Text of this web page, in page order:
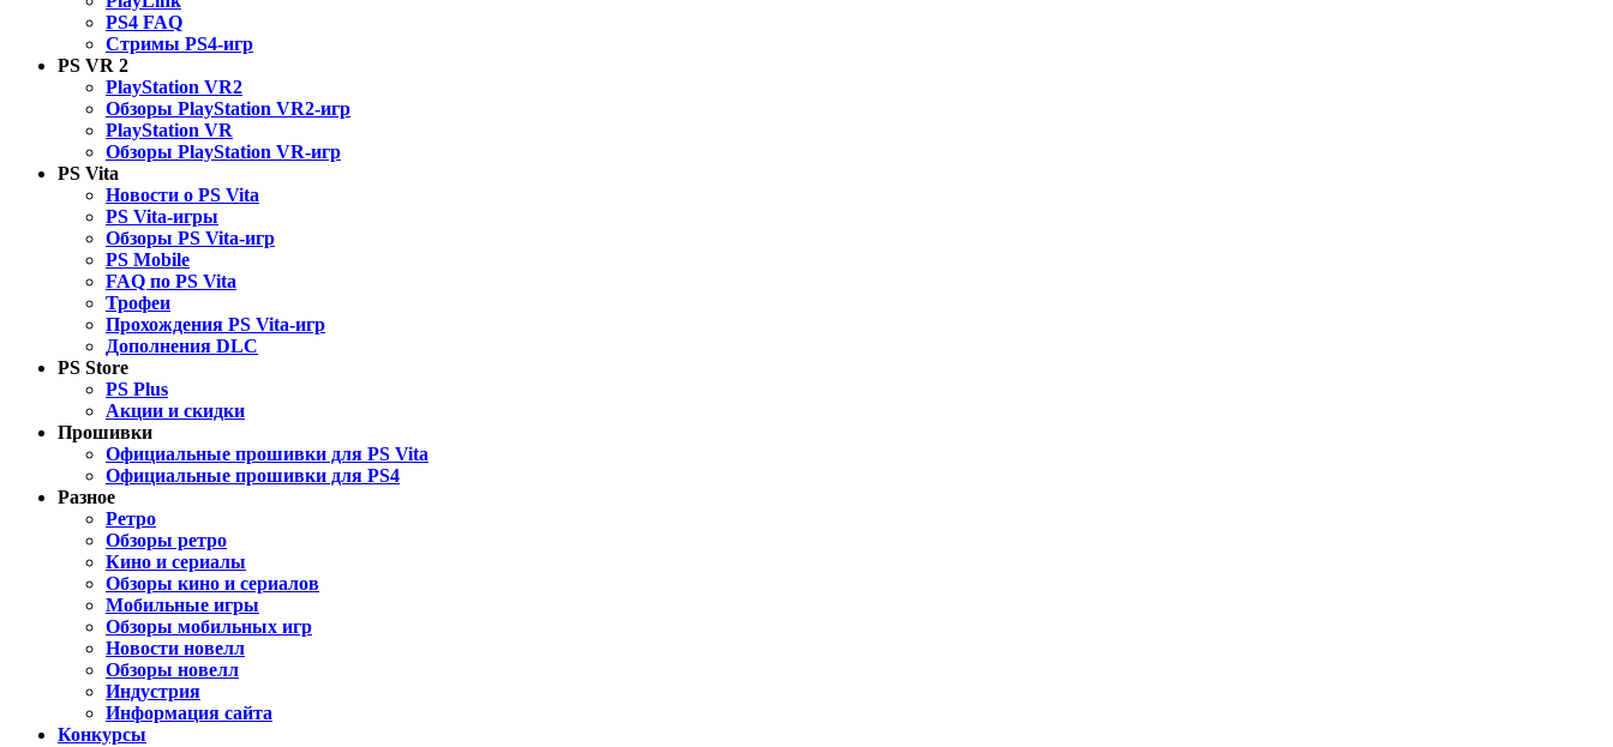
PS4 FAQ
Стримы PS4-игр
PS VR 2
PlayStation VR2
Обзоры PlayStation VR2-игр
PlayStation VR
Обзоры PlayStation VR-игр
PS Vita
Новости о PS Vita
PS Vita-игры
Обзоры PS Vita-игр
PS Mobile
FAQ по PS Vita
Трофеи
Прохождения PS Vita-игр
Дополнения DLC
PS Store
PS Plus
Акции и скидки
Прошивки
Официальные прошивки для PS Vita
Официальные прошивки для PS4
Разное
Ретро
Обзоры ретро
Кино и сериалы
Обзоры кино и сериалов
Мобильные игры
Обзоры мобильных игр
Новости новелл
Обзоры новелл
Индустрия
Информация сайта
Конкурсы